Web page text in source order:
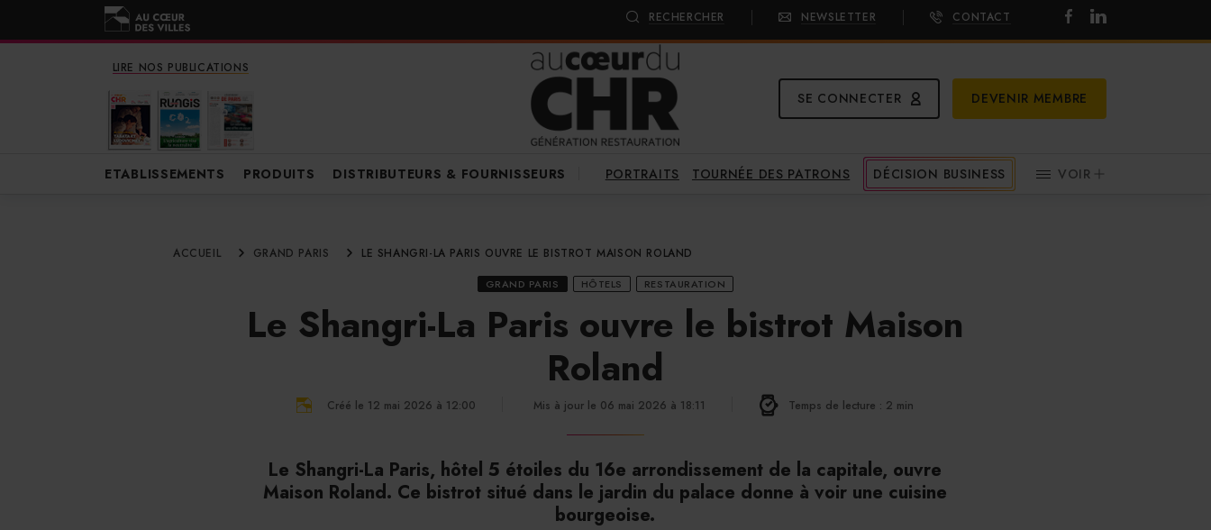
RECHERCHER NEWSLETTER CONTACT
LIRE NOS PUBLICATIONS
SE CONNECTER DEVENIR MEMBRE
ETABLISSEMENTS PRODUITS DISTRIBUTEURS & FOURNISSEURS PORTRAITS TOURNÉE DES PATRONS DÉCISION BUSINESS VOIR
ACCUEIL GRAND PARIS LE SHANGRI-LA PARIS OUVRE LE BISTROT MAISON ROLAND
GRAND PARIS HÔTELS RESTAURATION
Le Shangri-La Paris ouvre le bistrot Maison
Roland
Créé le 12 mai 2026 à 12:00 Mis à jour le 06 mai 2026 à 18:11 Temps de lecture : 2 min
Le Shangri-La Paris, hôtel 5 étoiles du 16e arrondissement de la capitale, ouvre
Maison Roland. Ce bistrot situé dans le jardin du palace donne à voir une cuisine
bourgeoise.